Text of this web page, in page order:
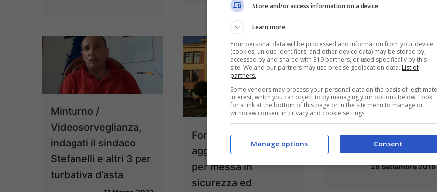
Minturno /
Videosorveglianza,
indagati il sindaco
Stefanelli e altri 3 per
turbativa d’asta
Fondi / Scuola “Aspri”,
aggiudicato appalto
per messa in
sicurezza ed
Minturno / Refezione
scolastica, appalto
vinto dalla Camst
28 Settembre 2018
Store and/or access information on a device
Learn more
Your personal data will be processed and information from your device
(cookies, unique identifiers, and other device data) may be stored by,
accessed by and shared with 319 partners, or used specifically by this
site. We and our partners may use precise geolocation data. List of
partners.
Some vendors may process your personal data on the basis of legitimate
interest, which you can object to by managing your options below. Look
for a link at the bottom of this page or in the site menu to manage or
withdraw consent in privacy and cookie settings.
Consent
Manage options